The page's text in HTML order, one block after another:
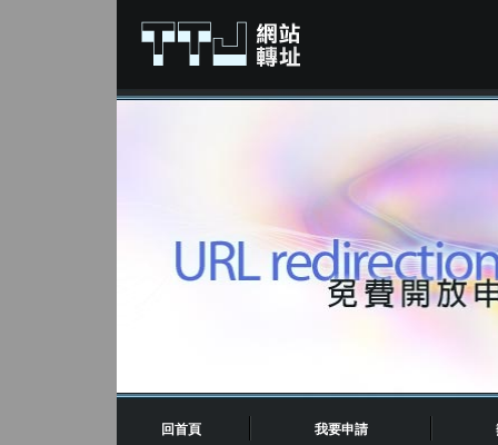
回首頁 我要申請